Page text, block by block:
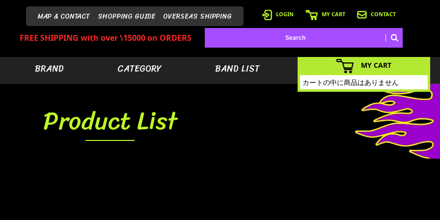
MAP & CONTACT SHOPPING GUIDE OVERSEAS SHIPPING LOGIN MY CART CONTACT
FREE SHIPPING with over \15000 on ORDERS
BRAND CATEGORY BAND LIST
Product List
MY CART
カートの中に商品はありません